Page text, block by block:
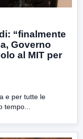
“finalmente
Governo
al MIT per
e per tutte le
tempo...